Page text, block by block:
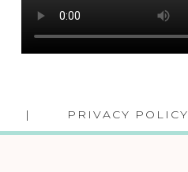
PRIVACY POLICY